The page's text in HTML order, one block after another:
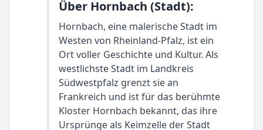
Über Hornbach (Stadt):
Hornbach, eine malerische Stadt im
Westen von Rheinland-Pfalz, ist ein
Ort voller Geschichte und Kultur. Als
westlichste Stadt im Landkreis
Südwestpfalz grenzt sie an
Frankreich und ist für das berühmte
Kloster Hornbach bekannt, das ihre
Ursprünge als Keimzelle der Stadt